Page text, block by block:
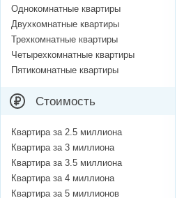
Однокомнатные квартиры
Двухкомнатные квартиры
Трехкомнатные квартиры
Четырехкомнатные квартиры
Пятикомнатные квартиры
Стоимость
Квартира за 2.5 миллиона
Квартира за 3 миллиона
Квартира за 3.5 миллиона
Квартира за 4 миллиона
Квартира за 5 миллионов